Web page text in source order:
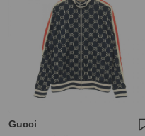
Gucci